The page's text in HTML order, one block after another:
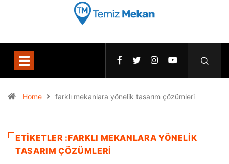
Home farklı mekanlara yönelik tasarım çözümleri
ETIKETLER :FARKLI MEKANLARA YÖNELIK
TASARIM ÇÖZÜMLERI